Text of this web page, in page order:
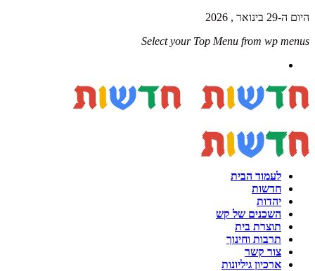
היום ה-29 בינואר , 2026
Select your Top Menu from wp menus
לעמוד הבית
חדשות
יהדות
השכנים של קש
תוצרת בית
תרבות וחינוך
צור קשר
ארכיון גיליונות